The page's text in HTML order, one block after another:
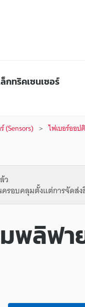
กทริคเซนเซอร์
(Sensors) ไฟเบอร์ออป
ว
รอบคลุมตั้งแต่การจัดส่ง
พลิฟา